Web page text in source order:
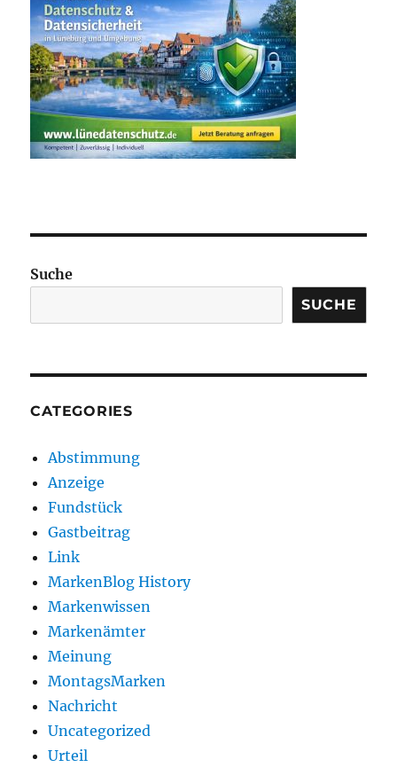
Suche
SUCHE
CATEGORIES
Abstimmung
Anzeige
Fundstück
Gastbeitrag
Link
MarkenBlog History
Markenwissen
Markenämter
Meinung
MontagsMarken
Nachricht
Uncategorized
Urteil